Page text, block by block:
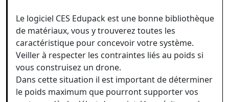
Le logiciel CES Edupack est une bonne bibliothèque
de matériaux, vous y trouverez toutes les
caractéristique pour concevoir votre système.
Veiller à respecter les contraintes liés au poids si
vous construisez un drone.
Dans cette situation il est important de déterminer
le poids maximum que pourront supporter vos